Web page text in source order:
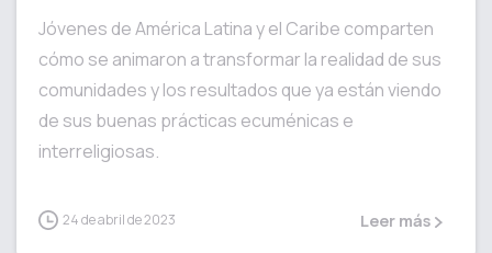
Jóvenes de América Latina y el Caribe comparten
cómo se animaron a transformar la realidad de sus
comunidades y los resultados que ya están viendo
de sus buenas prácticas ecuménicas e
interreligiosas.
24 de abril de 2023 Leer más